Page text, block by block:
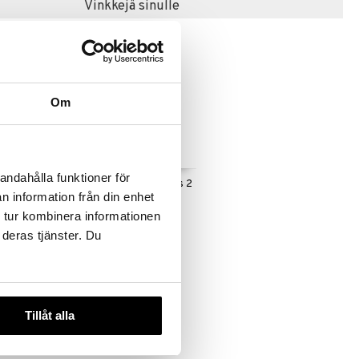
Om
funktioner för
information från din enhet
kombinera informationen
tjänster. Du
Tillåt alla
Vinkkejä sinulle
Vacuum Wine Stoppers 2
kpl pakkaus
VACUVIN
6,99